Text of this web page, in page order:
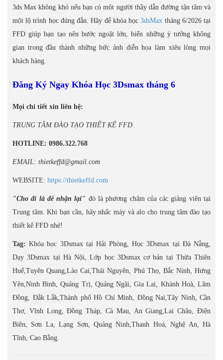
3ds Max không khó nếu bạn có một người thầy dẫn đường tận tâm và
một lộ trình học đúng đắn. Hãy để khóa học3dsMax tháng 6/2026 tại
FFD giúp bạn tạo nên bước ngoặt lớn, biến những ý tưởng không
gian trong đầu thành những bức ảnh diễn họa làm xiêu lòng mọi
khách hàng.
Đăng Ký Ngay Khóa Học 3Dsmax tháng 6
Mọi chi tiết xin liên hệ:
TRUNG TÂM ĐÀO TẠO THIẾT KẾ FFD
HOTLINE: 0986.322.768
EMAIL: thietkeffd@gmail.com
WEBSITE: https://thietkeffd.com
"Cho đi là để nhận lại" đó là phương châm của các giảng viên tại
Trung tâm. Khi bạn cần, hãy nhấc máy và alo cho trung tâm đào tạo
thiết kế FFD nhé!
Tag:Khóa học 3Dsmax tại Hải Phòng, Học 3Dsmax tại Đà Nẵng,
Dạy 3Dsmax tại Hà Nội, Lớp học 3Dsmax cơ bản tại Thừa Thiên
Huế,Tuyên Quang,Lào Cai,Thái Nguyên, Phú Thọ, Bắc Ninh, Hưng
Yên,Ninh Bình, Quảng Trị, Quảng Ngãi, Gia Lai, Khánh Hoà, Lâm
Đồng, Đắk Lắk,Thành phố Hồ Chí Minh, Đồng Nai,Tây Ninh, Cần
Thơ, Vĩnh Long, Đồng Tháp, Cà Mau, An Giang,Lai Châu, Điện
Biên, Sơn La, Lạng Sơn, Quảng Ninh,Thanh Hoá, Nghệ An, Hà
Tĩnh, Cao Bằng.